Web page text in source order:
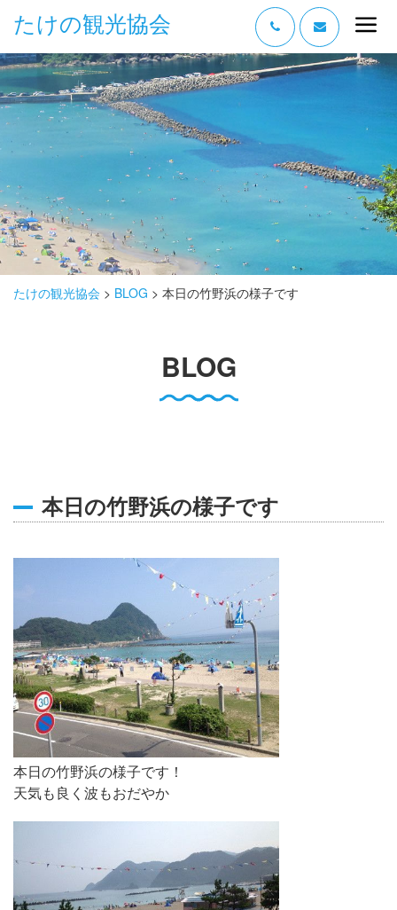
たけの観光協会
“たけの” の魅力
過ごし方
みどころ
泊まる
おみやげ
お電話受付時間 9:00〜17:00
たけの観光協会 > BLOG > 本日の竹野浜の様子です
BLOG
本日の竹野浜の様子です
本日の竹野浜の様子です！
天気も良く波もおだやか